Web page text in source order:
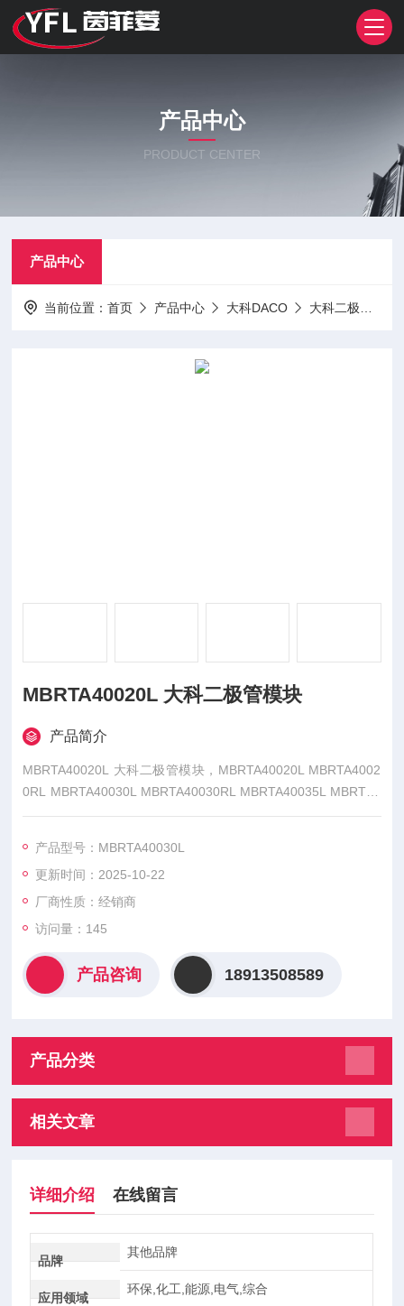
产品中心
PRODUCT CENTER
产品中心
当前位置：首页 产品中心 大科DACO 大科二极管
MBRTA40020L 大科二极管模块
产品简介
MBRTA40020L 大科二极管模块，MBRTA40020L MBRTA4002
0RL MBRTA40030L MBRTA40030RL MBRTA40035L MBRTA4
0035RL MBRTA40040L MBRTA40040RL
出的一系列高性能半导体器件，在电力电子领域应用广泛。
产品型号：MBRTA40030L
更新时间：2025-10-22
厂商性质：经销商
访问量：145
产品咨询 18913508589
产品分类
相关文章
详细介绍 在线留言
品牌
其他品牌
应用领域
环保,化工,能源,电气,综合